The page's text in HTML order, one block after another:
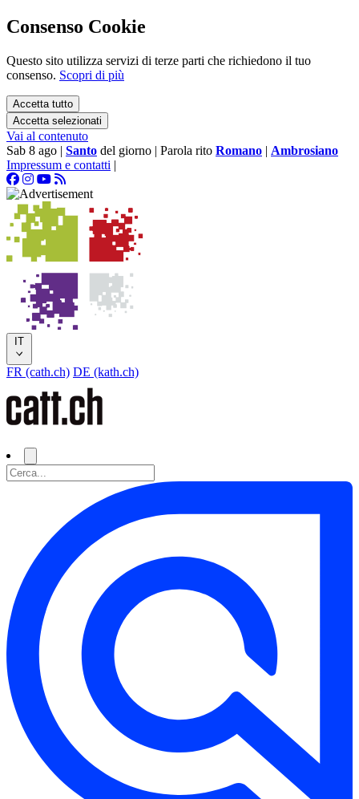
Consenso Cookie
Questo sito utilizza servizi di terze parti che richiedono il tuo
consenso. Scopri di più
Accetta tutto
Accetta selezionati
Vai al contenuto
Sab 8 ago | Santo del giorno | Parola rito Romano | Ambrosiano
Impressum e contatti |
IT
FR (cath.ch) DE (kath.ch)